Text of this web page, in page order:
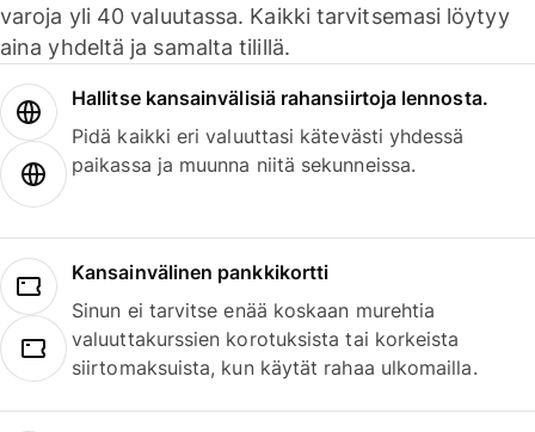
varoja yli 40 valuutassa. Kaikki tarvitsemasi löytyy
aina yhdeltä ja samalta tilillä.
Hallitse kansainvälisiä rahansiirtoja lennosta.
Pidä kaikki eri valuuttasi kätevästi yhdessä
paikassa ja muunna niitä sekunneissa.
Kansainvälinen pankkikortti
Sinun ei tarvitse enää koskaan murehtia
valuuttakurssien korotuksista tai korkeista
siirtomaksuista, kun käytät rahaa ulkomailla.